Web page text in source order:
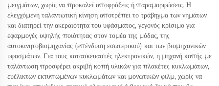
μειγμάτων, χωρίς να προκαλεί αποφράξεις ή παραμορφώσεις. Η
ελεγχόμενη ταλαντωτική κίνηση αποτρέπει το τράβηγμα των νημάτων
και διατηρεί την ακεραιότητα του υφάσματος, γεγονός κρίσιμο για
εφαρμογές υψηλής ποιότητας στον τομέα της μόδας, της
αυτοκινητοβιομηχανίας (επένδυση εσωτερικού) και των βιομηχανικών
υφασμάτων. Για τους κατασκευαστές ηλεκτρονικών, η μηχανή κοπής με
ταλάντωση προσφέρει ακριβή κοπή υλικών για πλακέτες κυκλωμάτων,
ευέλικτων εκτυπωμένων κυκλωμάτων και μονωτικών φιλμ, χωρίς να